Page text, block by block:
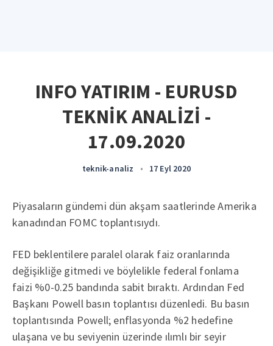
INFO YATIRIM - EURUSD
TEKNİK ANALİZİ -
17.09.2020
teknik-analiz • 17 Eyl 2020
Piyasaların gündemi dün akşam saatlerinde Amerika
kanadından FOMC toplantısıydı.
FED beklentilere paralel olarak faiz oranlarında
değişikliğe gitmedi ve böylelikle federal fonlama
faizi %0-0.25 bandında sabit bıraktı. Ardından Fed
Başkanı Powell basın toplantısı düzenledi. Bu basın
toplantısında Powell; enflasyonda %2 hedefine
ulaşana ve bu seviyenin üzerinde ılımlı bir seyir